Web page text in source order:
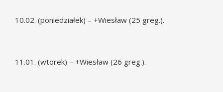
10.02. (poniedziałek) – +Wiesław (25 greg.).
11.01. (wtorek) – +Wiesław (26 greg.).